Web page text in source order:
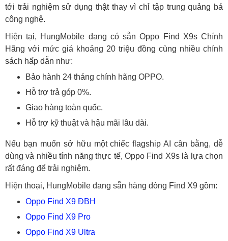
tới trải nghiệm sử dụng thật thay vì chỉ tập trung quảng bá
công nghệ.
Hiện tại, HungMobile đang có sẵn Oppo Find X9s Chính
Hãng với mức giá khoảng 20 triệu đồng cùng nhiều chính
sách hấp dẫn như:
Bảo hành 24 tháng chính hãng OPPO.
Hỗ trợ trả góp 0%.
Giao hàng toàn quốc.
Hỗ trợ kỹ thuật và hậu mãi lâu dài.
Nếu bạn muốn sở hữu một chiếc flagship AI cân bằng, dễ
dùng và nhiều tính năng thực tế, Oppo Find X9s là lựa chọn
rất đáng để trải nghiệm.
Hiện thoại, HungMobile đang sẵn hàng dòng Find X9 gồm:
Oppo Find X9 ĐBH
Oppo Find X9 Pro
Oppo Find X9 Ultra